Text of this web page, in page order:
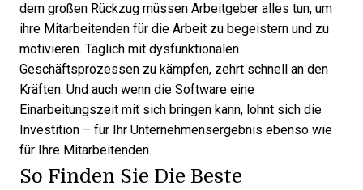
dem großen Rückzug müssen Arbeitgeber alles tun, um
ihre Mitarbeitenden für die Arbeit zu begeistern und zu
motivieren. Täglich mit dysfunktionalen
Geschäftsprozessen zu kämpfen, zehrt schnell an den
Kräften. Und auch wenn die Software eine
Einarbeitungszeit mit sich bringen kann, lohnt sich die
Investition – für Ihr Unternehmensergebnis ebenso wie
für Ihre Mitarbeitenden.
So Finden Sie Die Beste